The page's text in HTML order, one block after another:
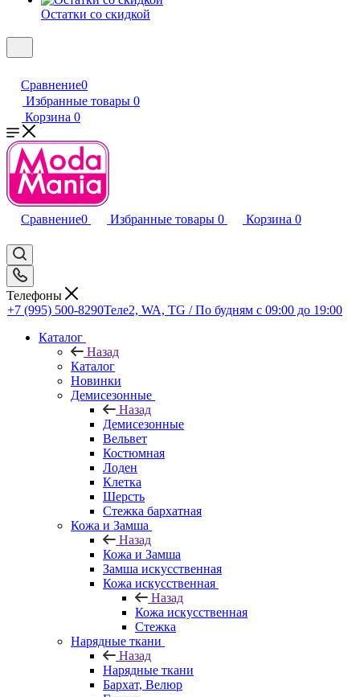
Остатки со скидкой
Сравнение0
Избранные товары 0
Корзина 0
Сравнение0 Избранные товары 0 Корзина 0
Телефоны
+7 (995) 500-8290Теле2, WA, TG / По будням c 09:00 до 19:00
Каталог
Назад
Каталог
Новинки
Демисезонные
Назад
Демисезонные
Вельвет
Костюмная
Лоден
Клетка
Шерсть
Стежка бархатная
Кожа и Замша
Назад
Кожа и Замша
Замша искусственная
Кожа искусственная
Назад
Кожа искусственная
Стежка
Нарядные ткани
Назад
Нарядные ткани
Бархат, Велюр